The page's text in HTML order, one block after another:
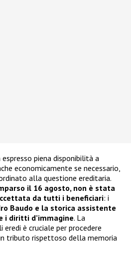
piena disponibilità a
economicamente se necessario,
alla questione ereditaria.
il 16 agosto, non è stata
da tutti i beneficiari: i
Baudo e la storica assistente
i diritti d’immagine. La
è cruciale per procedere
tributo rispettoso della memoria